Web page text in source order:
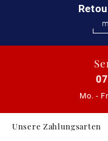
Mo. -
Unsere Zahlungsarten